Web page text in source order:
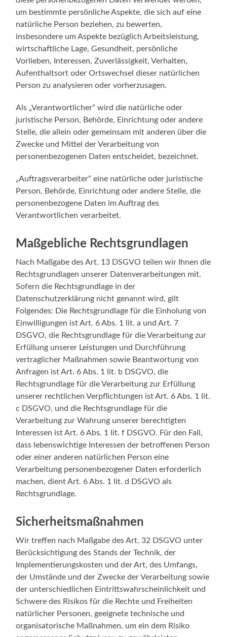
um bestimmte persönliche Aspekte, die sich auf eine
natürliche Person beziehen, zu bewerten,
insbesondere um Aspekte bezüglich Arbeitsleistung,
wirtschaftliche Lage, Gesundheit, persönliche
Vorlieben, Interessen, Zuverlässigkeit, Verhalten,
Aufenthaltsort oder Ortswechsel dieser natürlichen
Person zu analysieren oder vorherzusagen.
Als „Verantwortlicher“ wird die natürliche oder
juristische Person, Behörde, Einrichtung oder andere
Stelle, die allein oder gemeinsam mit anderen über die
Zwecke und Mittel der Verarbeitung von
personenbezogenen Daten entscheidet, bezeichnet.
„Auftragsverarbeiter“ eine natürliche oder juristische
Person, Behörde, Einrichtung oder andere Stelle, die
personenbezogene Daten im Auftrag des
Verantwortlichen verarbeitet.
Maßgebliche Rechtsgrundlagen
Nach Maßgabe des Art. 13 DSGVO teilen wir Ihnen die
Rechtsgrundlagen unserer Datenverarbeitungen mit.
Sofern die Rechtsgrundlage in der
Datenschutzerklärung nicht genannt wird, gilt
Folgendes: Die Rechtsgrundlage für die Einholung von
Einwilligungen ist Art. 6 Abs. 1 lit. a und Art. 7
DSGVO, die Rechtsgrundlage für die Verarbeitung zur
Erfüllung unserer Leistungen und Durchführung
vertraglicher Maßnahmen sowie Beantwortung von
Anfragen ist Art. 6 Abs. 1 lit. b DSGVO, die
Rechtsgrundlage für die Verarbeitung zur Erfüllung
unserer rechtlichen Verpflichtungen ist Art. 6 Abs. 1 lit.
c DSGVO, und die Rechtsgrundlage für die
Verarbeitung zur Wahrung unserer berechtigten
Interessen ist Art. 6 Abs. 1 lit. f DSGVO. Für den Fall,
dass lebenswichtige Interessen der betroffenen Person
oder einer anderen natürlichen Person eine
Verarbeitung personenbezogener Daten erforderlich
machen, dient Art. 6 Abs. 1 lit. d DSGVO als
Rechtsgrundlage.
Sicherheitsmaßnahmen
Wir treffen nach Maßgabe des Art. 32 DSGVO unter
Berücksichtigung des Stands der Technik, der
Implementierungskosten und der Art, des Umfangs,
der Umstände und der Zwecke der Verarbeitung sowie
der unterschiedlichen Eintrittswahrscheinlichkeit und
Schwere des Risikos für die Rechte und Freiheiten
natürlicher Personen, geeignete technische und
organisatorische Maßnahmen, um ein dem Risiko